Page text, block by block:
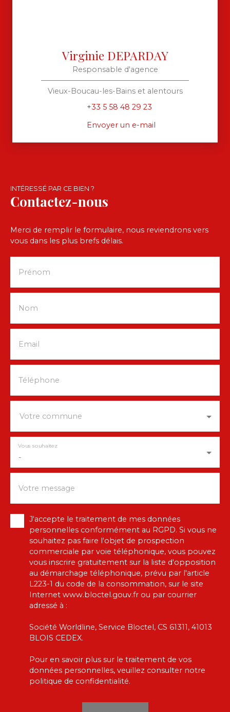
Virginie DEPARDAY
Responsable d'agence
Vieux-Boucau-les-Bains et alentours
+33 5 58 48 29 23
Envoyer un e-mail
INTÉRESSÉ PAR CE BIEN ?
Contactez-nous
Merci de remplir le formulaire, nous reviendrons vers
vous dans les plus brefs délais.
Prénom
Nom
Email
Téléphone
Votre commune
-
Vous souhaitez
Votre message
J'accepte le traitement de mes données
personnelles conformément au RGPD. Si vous ne
souhaitez pas faire l'objet de prospection
commerciale par voie téléphonique, vous pouvez
vous inscrire gratuitement sur la liste d'opposition
au démarchage téléphonique, prévu par l'article
L223-1 du code de la consommation, sur le site
Internet www.bloctel.gouv.fr ou par courrier
adressé à :
Société Worldline, Service Bloctel, CS 61311, 41013
BLOIS CEDEX.
Pour en savoir plus sur le traitement de vos
données personnelles, veuillez consulter notre
politique de confidentialité.